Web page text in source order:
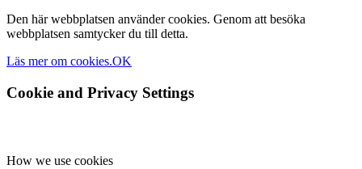
Den här webbplatsen använder cookies. Genom att besöka
webbplatsen samtycker du till detta.
Läs mer om cookies.OK
Cookie and Privacy Settings
How we use cookies